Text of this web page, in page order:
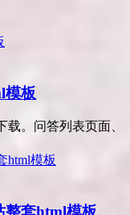
模板
。问答列表页面、
整套html模板